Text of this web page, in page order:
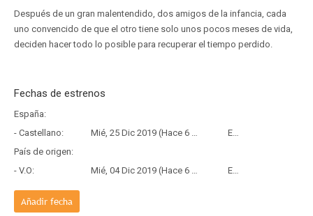
Después de un gran malentendido, dos amigos de la infancia, cada
uno convencido de que el otro tiene solo unos pocos meses de vida,
deciden hacer todo lo posible para recuperar el tiempo perdido.
Fechas de estrenos
España:
- Castellano:
Mié, 25 Dic 2019 (Hace 6 años y 7 meses)
Estreno
País de origen:
- V.O:
Mié, 04 Dic 2019 (Hace 6 años y 8 meses) Estreno
Añadir fecha